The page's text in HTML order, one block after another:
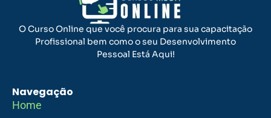
O Curso Online que você procura para sua capacitação
Profissional bem como o seu Desenvolvimento
Pessoal Está Aqui!
Navegação
Home